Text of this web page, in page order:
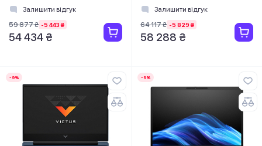
5-220
Підсв/DOS
Залишити відгук
59 877 ₴ -5 443 ₴
54 434 ₴
IPS,300n/Ryzen 5-8645HS
4050, 6GB/DOS/Синій
Залишити відгук
64 117 ₴ -5 829 ₴
58 288 ₴
-9% -9%